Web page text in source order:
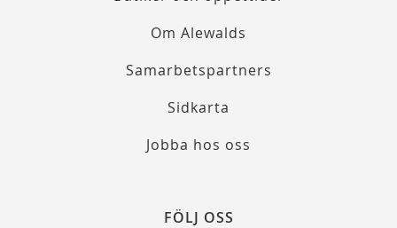
Om Alewalds
Samarbetspartners
Sidkarta
Jobba hos oss
FÖLJ OSS